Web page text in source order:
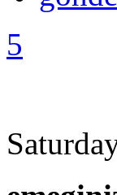
5